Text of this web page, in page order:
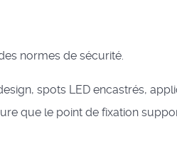
normes de sécurité.
spots LED encastrés,
que le point de fixation